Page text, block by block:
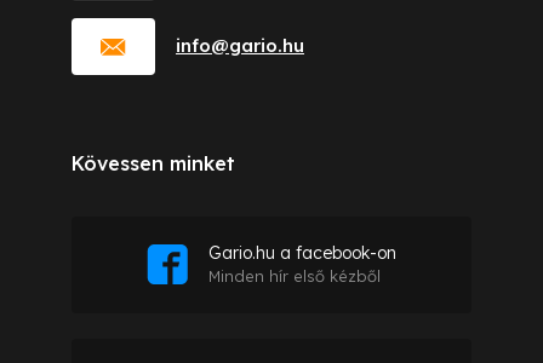
info@gario.hu
Kövessen minket
Gario.hu a facebook-on
Minden hír első kézből